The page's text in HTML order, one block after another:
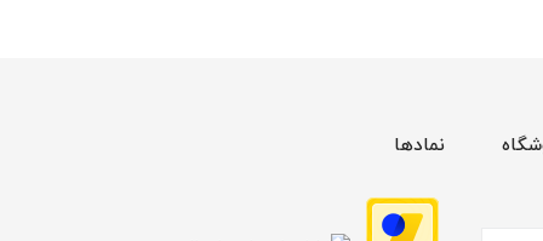
نمادها